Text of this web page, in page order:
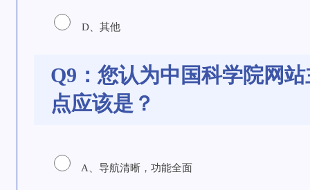
D、其他
Q9：您认为中国科学院网
点应该是？
A、导航清晰，功能全面